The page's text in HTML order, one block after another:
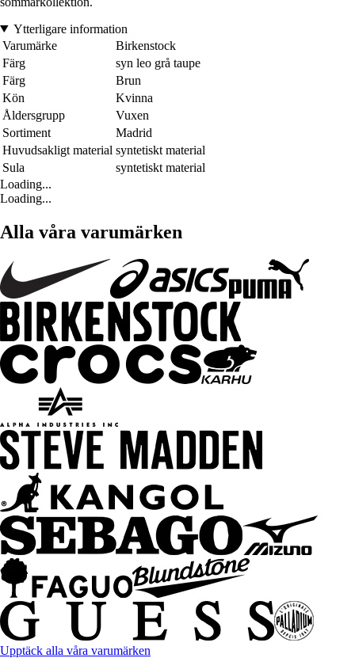
Ytterligare information
Varumärke
Birkenstock
Färg
syn leo grå taupe
Färg
Brun
Kön
Kvinna
Åldersgrupp
Vuxen
Sortiment
Madrid
Huvudsakligt material syntetiskt material
Sula
syntetiskt material
Loading...
Loading...
Alla våra varumärken
Upptäck alla våra varumärken